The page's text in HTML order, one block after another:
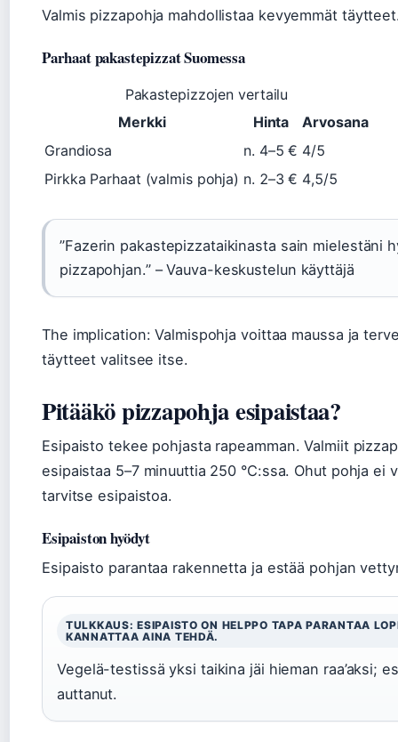
Valmis pizzapohja mahdollistaa kevyemmät
Parhaat pakastepizzat Suomessa
Pakastepizzojen vertailu
Merkki
Hinta
Arvosana
Grandiosa
n. 4–5 € 4/5
Pirkka Parhaat (valmis pohja) n. 2–3 € 4,5/5
”Fazerin pakastepizzataikinasta sain mielestäni
pizzapohjan.” – Vauva-keskustelun käyttäjä
The implication: Valmispohja voittaa maussa ja
täytteet valitsee itse.
Pitääkö pizzapohja esipaistaa?
Esipaisto tekee pohjasta rapeamman. Valmiit
esipaistaa 5–7 minuuttia 250 °C:ssa. Ohut pohja ei
tarvitse esipaistoa.
Esipaiston hyödyt
Esipaisto parantaa rakennetta ja estää pohjan
TULKKAUS: ESIPAISTO ON HELPPO TAPA PARANTAA
KANNATTAA AINA TEHDÄ.
Vegelä-testissä yksi taikina jäi hieman raa’aksi;
auttanut.